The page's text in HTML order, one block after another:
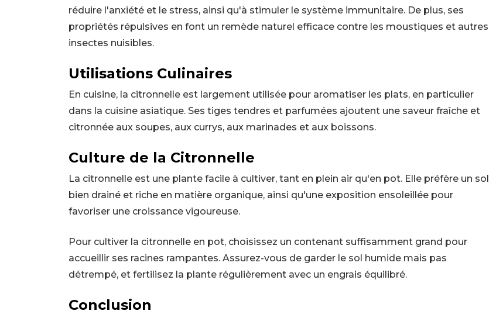
réduire l'anxiété et le stress, ainsi qu'à stimuler le système immunitaire. De plus, ses
propriétés répulsives en font un remède naturel efficace contre les moustiques et autres
insectes nuisibles.
Utilisations Culinaires
En cuisine, la citronnelle est largement utilisée pour aromatiser les plats, en particulier
dans la cuisine asiatique. Ses tiges tendres et parfumées ajoutent une saveur fraîche et
citronnée aux soupes, aux currys, aux marinades et aux boissons.
Culture de la Citronnelle
La citronnelle est une plante facile à cultiver, tant en plein air qu'en pot. Elle préfère un sol
bien drainé et riche en matière organique, ainsi qu'une exposition ensoleillée pour
favoriser une croissance vigoureuse.
Pour cultiver la citronnelle en pot, choisissez un contenant suffisamment grand pour
accueillir ses racines rampantes. Assurez-vous de garder le sol humide mais pas
détrempé, et fertilisez la plante régulièrement avec un engrais équilibré.
Conclusion